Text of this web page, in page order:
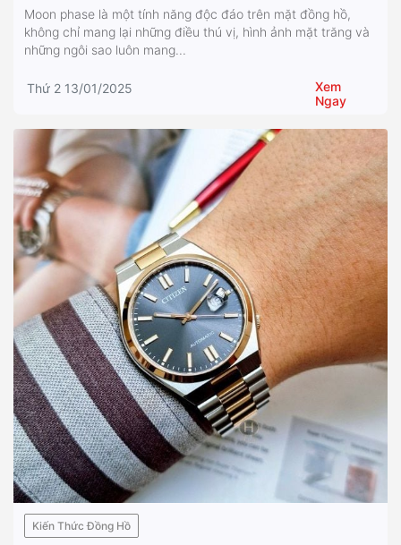
Moon phase là một tính năng độc đáo trên mặt đồng hồ,
không chỉ mang lại những điều thú vị, hình ảnh mặt trăng và
những ngôi sao luôn mang...
Thứ 2 13/01/2025
Xem
Ngay
Kiến Thức Đồng Hồ